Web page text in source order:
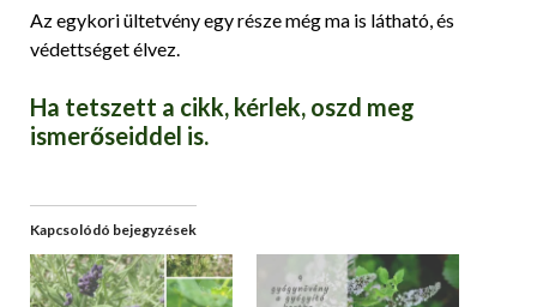
Az egykori ültetvény egy része még ma is látható, és
védettséget élvez.
Ha tetszett a cikk, kérlek, oszd meg
ismerőseiddel is.
Kapcsolódó bejegyzések